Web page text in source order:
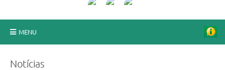
MENU
Notícias